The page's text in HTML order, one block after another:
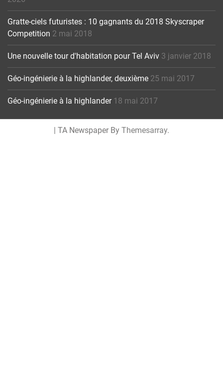
Gratte-ciels futuristes : 10 gagnants du 2018 Skyscraper
Competition 2 mai 2018
Une nouvelle tour d'habitation pour Tel Aviv 3 janvier 2018
Géo-ingénierie à la highlander, deuxième 25 mai 2017
Géo-ingénierie à la highlander 18 mai 2017
| TA Newspaper By Themesarray.